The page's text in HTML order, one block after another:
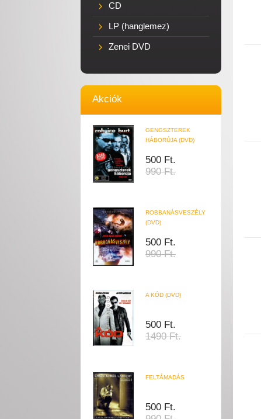
CD
LP (hanglemez)
Zenei DVD
Akciók
GENGSZTEREK
HÁBORÚJA (DVD)
500 Ft.
990 Ft.
ROBBANÁSVESZÉLY
(DVD)
500 Ft.
990 Ft.
A KÓD (DVD)
500 Ft.
1490 Ft.
FELTÁMADÁS
500 Ft.